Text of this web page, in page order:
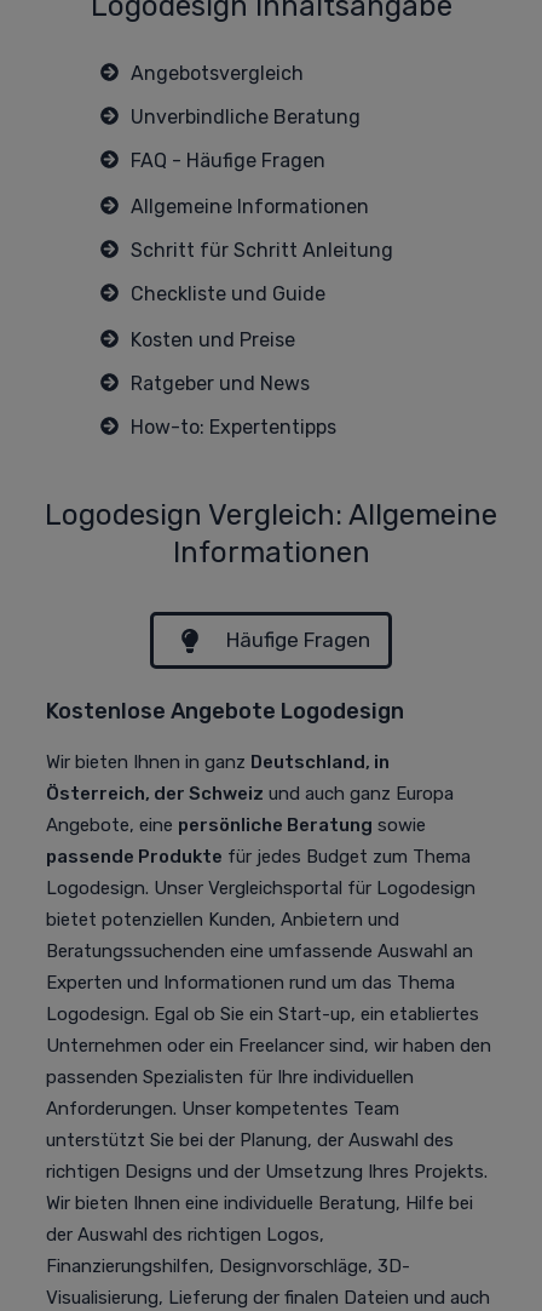
Angebotsvergleich
Unverbindliche Beratung
FAQ - Häufige Fragen
Allgemeine Informationen
Schritt für Schritt Anleitung
Checkliste und Guide
Kosten und Preise
Ratgeber und News
How-to: Expertentipps
Logodesign Vergleich: Allgemeine
Informationen
Häufige Fragen
Kostenlose Angebote Logodesign
Wir bieten Ihnen in ganz Deutschland, in
Österreich, der Schweiz und auch ganz Europa
Angebote, eine persönliche Beratung sowie
passende Produkte für jedes Budget zum Thema
Logodesign. Unser Vergleichsportal für Logodesign
bietet potenziellen Kunden, Anbietern und
Beratungssuchenden eine umfassende Auswahl an
Experten und Informationen rund um das Thema
Logodesign. Egal ob Sie ein Start-up, ein etabliertes
Unternehmen oder ein Freelancer sind, wir haben den
passenden Spezialisten für Ihre individuellen
Anforderungen. Unser kompetentes Team
unterstützt Sie bei der Planung, der Auswahl des
richtigen Designs und der Umsetzung Ihres Projekts.
Wir bieten Ihnen eine individuelle Beratung, Hilfe bei
der Auswahl des richtigen Logos,
Finanzierungshilfen, Designvorschläge, 3D-
Visualisierung, Lieferung der finalen Dateien und auch